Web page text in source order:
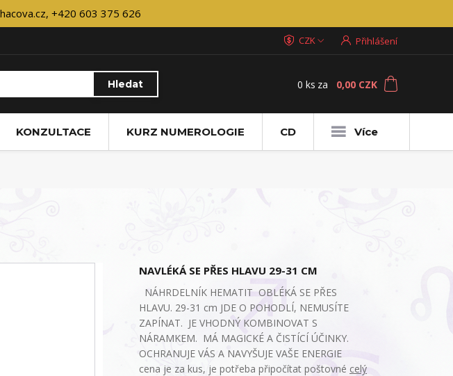
+420 603 375 626
CZK Přihlášení
Hledat 0 ks za 0,00 CZK
KONZULTACE KURZ NUMEROLOGIE CD Více
NAVLÉKÁ SE PŘES HLAVU 29-31 CM
NÁHRDELNÍK HEMATIT OBLÉKÁ SE PŘES
HLAVU. 29-31 cm JDE O POHODLÍ, NEMUSÍTE
ZAPÍNAT. JE VHODNÝ KOMBINOVAT S
NÁRAMKEM. MÁ MAGICKÉ A ČISTÍCÍ ÚČINKY.
OCHRANUJE VÁS A NAVYŠUJE VAŠE ENERGIE
cena je za kus, je potřeba připočítat poštovné celý